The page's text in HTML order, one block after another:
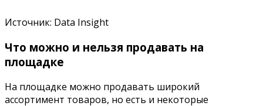
Источник: Data Insight
Что можно и нельзя продавать на
площадке
На площадке можно продавать широкий
ассортимент товаров, но есть и некоторые